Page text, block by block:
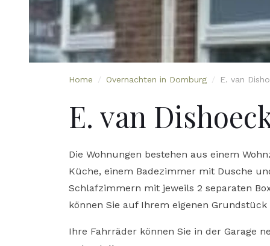
Home / Overnachten in Domburg / E. van
E. van
Die Wohnungen bestehen aus einem
Küche, einem Badezimmer mit Dusche
Schlafzimmern mit jeweils 2 separaten
können Sie auf Ihrem eigenen
Ihre Fahrräder können Sie in der Garage